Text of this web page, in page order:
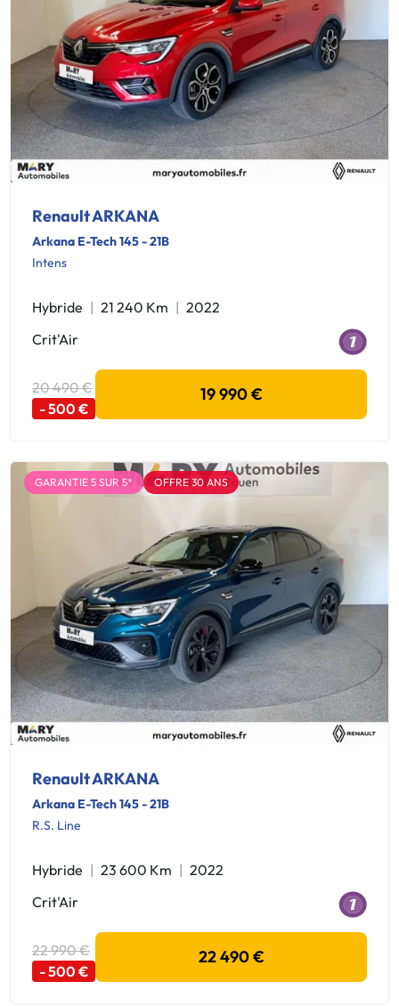
Renault ARKANA
Arkana E-Tech 145 - 21B
Intens
Hybride 21 240 Km
2022
Crit'Air
20 490 €
- 500 €
19 990 €
GARANTIE 5 SUR 5* OFFRE 30 ANS
Renault ARKANA
Arkana E-Tech 145 - 21B
R.S. Line
Hybride 23 600 Km
2022
Crit'Air
22 990 €
- 500 €
22 490 €